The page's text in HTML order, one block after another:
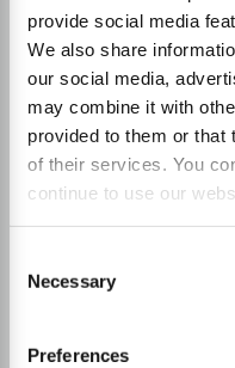
provide social media
We also share
our social media,
may combine it with
provided to them or that
of their services. You
continue to use our
Selection
Necessary
Preferences